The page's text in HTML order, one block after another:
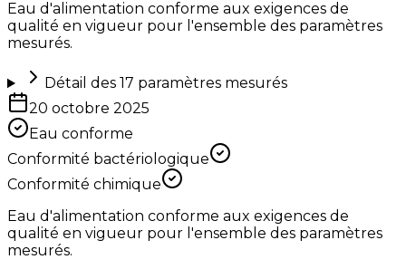
Eau d'alimentation conforme aux exigences de
qualité en vigueur pour l'ensemble des paramètres
mesurés.
Détail des 17 paramètres mesurés
20 octobre 2025
Eau conforme
Conformité bactériologique
Conformité chimique
Eau d'alimentation conforme aux exigences de
qualité en vigueur pour l'ensemble des paramètres
mesurés.